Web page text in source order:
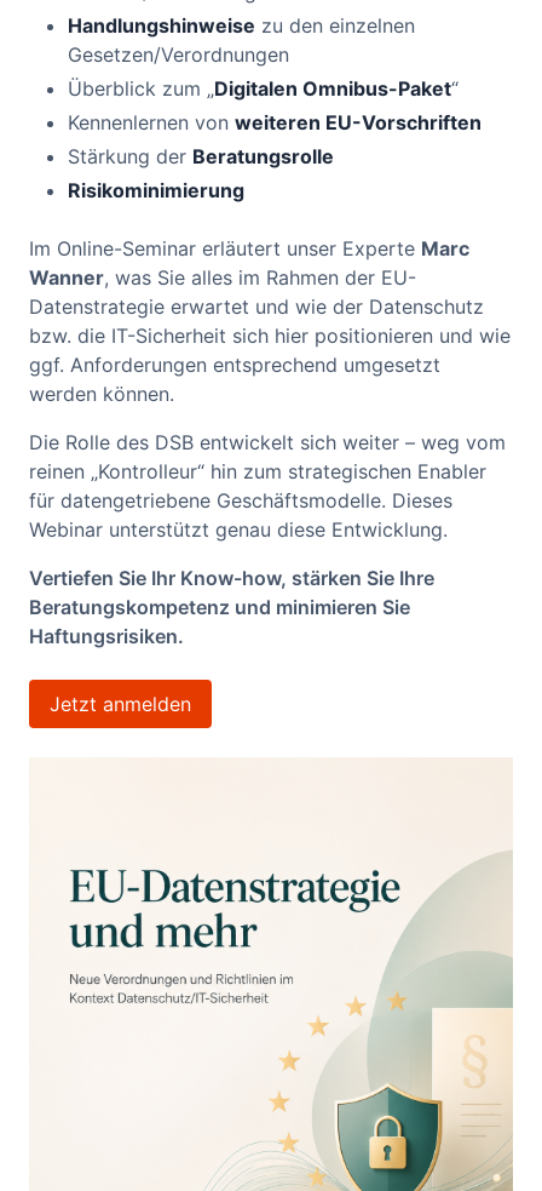
Handlungshinweise zu den einzelnen
Gesetzen/Verordnungen
Überblick zum „Digitalen Omnibus-Paket“
Kennenlernen von weiteren EU-Vorschriften
Stärkung der Beratungsrolle
Risikominimierung
Im Online-Seminar erläutert unser Experte Marc
Wanner, was Sie alles im Rahmen der EU-
Datenstrategie erwartet und wie der Datenschutz
bzw. die IT-Sicherheit sich hier positionieren und wie
ggf. Anforderungen entsprechend umgesetzt
werden können.
Die Rolle des DSB entwickelt sich weiter – weg vom
reinen „Kontrolleur“ hin zum strategischen Enabler
für datengetriebene Geschäftsmodelle. Dieses
Webinar unterstützt genau diese Entwicklung.
Vertiefen Sie Ihr Know-how, stärken Sie Ihre
Beratungskompetenz und minimieren Sie
Haftungsrisiken.
Jetzt anmelden